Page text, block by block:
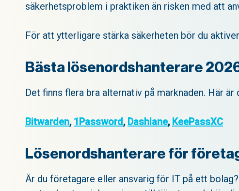
säkerhetsproblem i praktiken än risken med att
För att ytterligare stärka säkerheten bör du
Bästa lösenordshanterare
Det finns flera bra alternativ på marknaden. Här
Bitwarden, 1Password, Dashlane, KeePassXC
Lösenordshanterare för
Är du företagare eller ansvarig för IT på ett